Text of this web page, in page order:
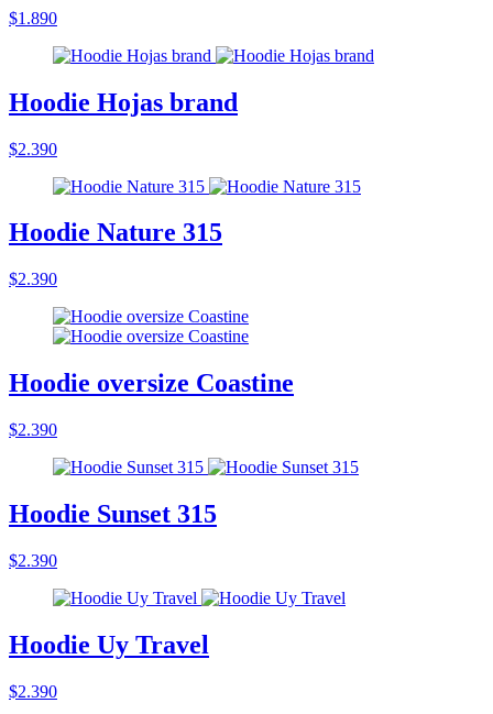
$1.890
Hoodie Hojas brand
$2.390
Hoodie Nature 315
$2.390
Hoodie oversize Coastine
$2.390
Hoodie Sunset 315
$2.390
Hoodie Uy Travel
$2.390